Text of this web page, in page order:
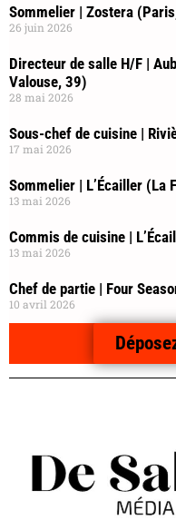
Sommelier | Zostera
26 juin 2026
Directeur de salle H/F |
Valouse, 39)
28 mai 2026
Sous-chef de cuisine |
17 mai 2026
Sommelier | L’Écailler (La
13 mai 2026
Commis de cuisine |
13 mai 2026
Chef de partie | Four
10 avril 2026